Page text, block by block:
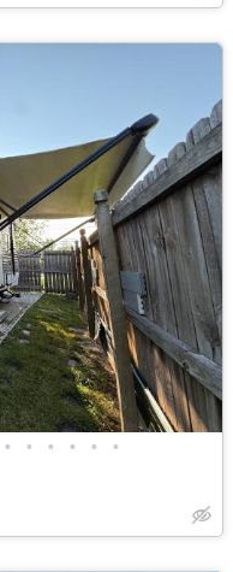
• • • • • •